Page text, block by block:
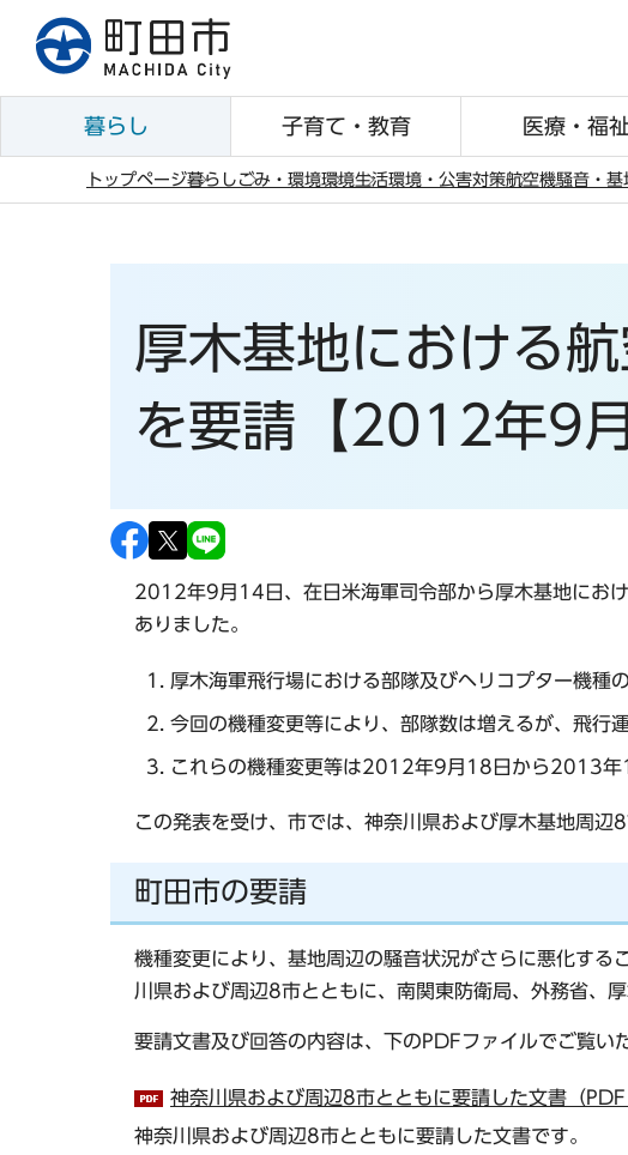
先
暮らし 子育て・教育 医療・福祉
トップページ暮らし ごみ・環境環境生活環境・公害対策航空機騒音・基
厚木基地における
を要請【2012年9
2012年9月14日、在日米海軍司令部から厚木基地にお
ありました。
厚木海軍飛行場における部隊及びヘリコプター機種
今回の機種変更等により、部隊数は増えるが、飛行
これらの機種変更等は2012年9月18日から2013年
この発表を受け、市では、神奈川県および厚木基地周辺
町田市の要請
機種変更により、基地周辺の騒音状況がさらに悪化す
川県および周辺8市とともに、南関東防衛局、外務省、
要請文書及び回答の内容は、下のPDFファイルでご覧い
神奈川県および周辺8市とともに要請した文書（PDF
神奈川県および周辺8市とともに要請した文書です。